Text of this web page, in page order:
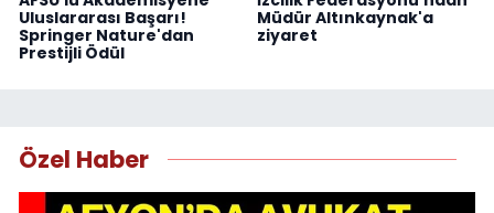
Uluslararası Başarı!
Springer Nature'dan
Prestijli Ödül
Müdür Altınkaynak'a
ziyaret
Özel Haber